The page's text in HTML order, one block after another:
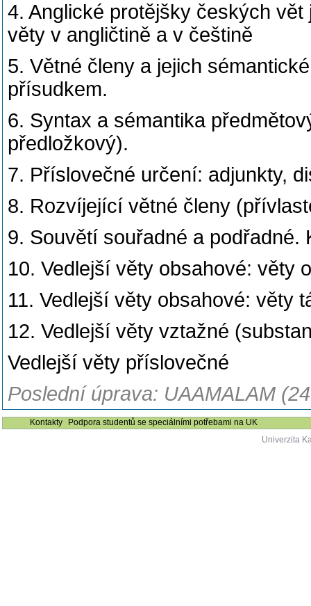
4. Anglické protějšky českých
věty v angličtině a v češtině
5. Větné členy a jejich
přísudkem.
6. Syntax a sémantika
předložkový).
7. Příslovečné určení: adjunkty,
8. Rozvíjející větné členy
9. Souvětí souřadné a podřadné.
10. Vedlejší věty obsahové: věty
11. Vedlejší věty obsahové: věty
12. Vedlejší věty vztažné
Vedlejší věty příslovečné
Poslední úprava: UAAMALAM
Kontakty
Podpora studentů se speciálními potřebami na UK
Univerzita